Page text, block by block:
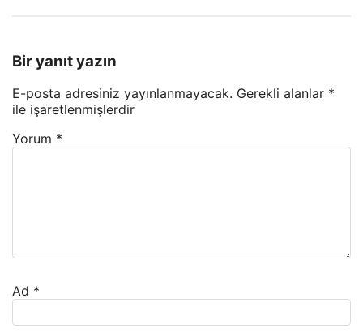
Bir yanıt yazın
E-posta adresiniz yayınlanmayacak. Gerekli alanlar *
ile işaretlenmişlerdir
Yorum *
Ad *